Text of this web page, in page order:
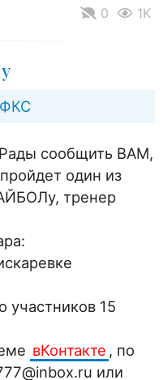
0 1K
сообщить ВАМ,
пройдет один из
тренер
участников 15
вКонтакте , по
или